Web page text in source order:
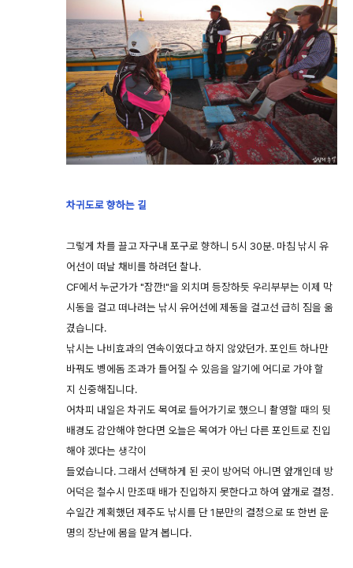
차귀도로 향하는 길
그렇게 차를 끌고 자구내 포구로 향하니 5시 30분. 마침 낚시 유
어선이 떠날 채비를 하려던 찰나.
CF에서 누군가가 "잠깐!"을 외치며 등장하듯 우리부부는 이제 막
시동을 걸고 떠나려는 낚시 유어선에 제동을 걸고선 급히 짐을 옮
겼습니다.
낚시는 나비효과의 연속이였다고 하지 않았던가. 포인트 하나만
바꿔도 벵에돔 조과가 틀어질 수 있음을 알기에 어디로 가야 할
지 신중해집니다.
어차피 내일은 차귀도 목여로 들어가기로 했으니 촬영할 때의 뒷
배경도 감안해야 한다면 오늘은 목여가 아닌 다른 포인트로 진입
해야 겠다는 생각이
들었습니다. 그래서 선택하게 된 곳이 방어덕 아니면 앞개인데 방
어덕은 철수시 만조때 배가 진입하지 못한다고 하여 앞개로 결정.
수일간 계획했던 제주도 낚시를 단 1분만의 결정으로 또 한번 운
명의 장난에 몸을 맡겨 봅니다.